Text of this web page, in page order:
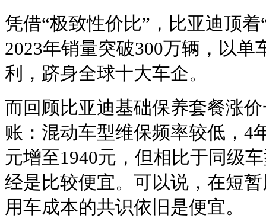
凭借“极致性价比”，比亚迪顶
2023年销量突破300万辆，以单
利，跻身全球十大车企。
而回顾比亚迪基础保养套餐涨
账：混动车型维保频率较低，4
元增至1940元，但相比于同级
经是比较便宜。可以说，在短
用车成本的共识依旧是便宜。